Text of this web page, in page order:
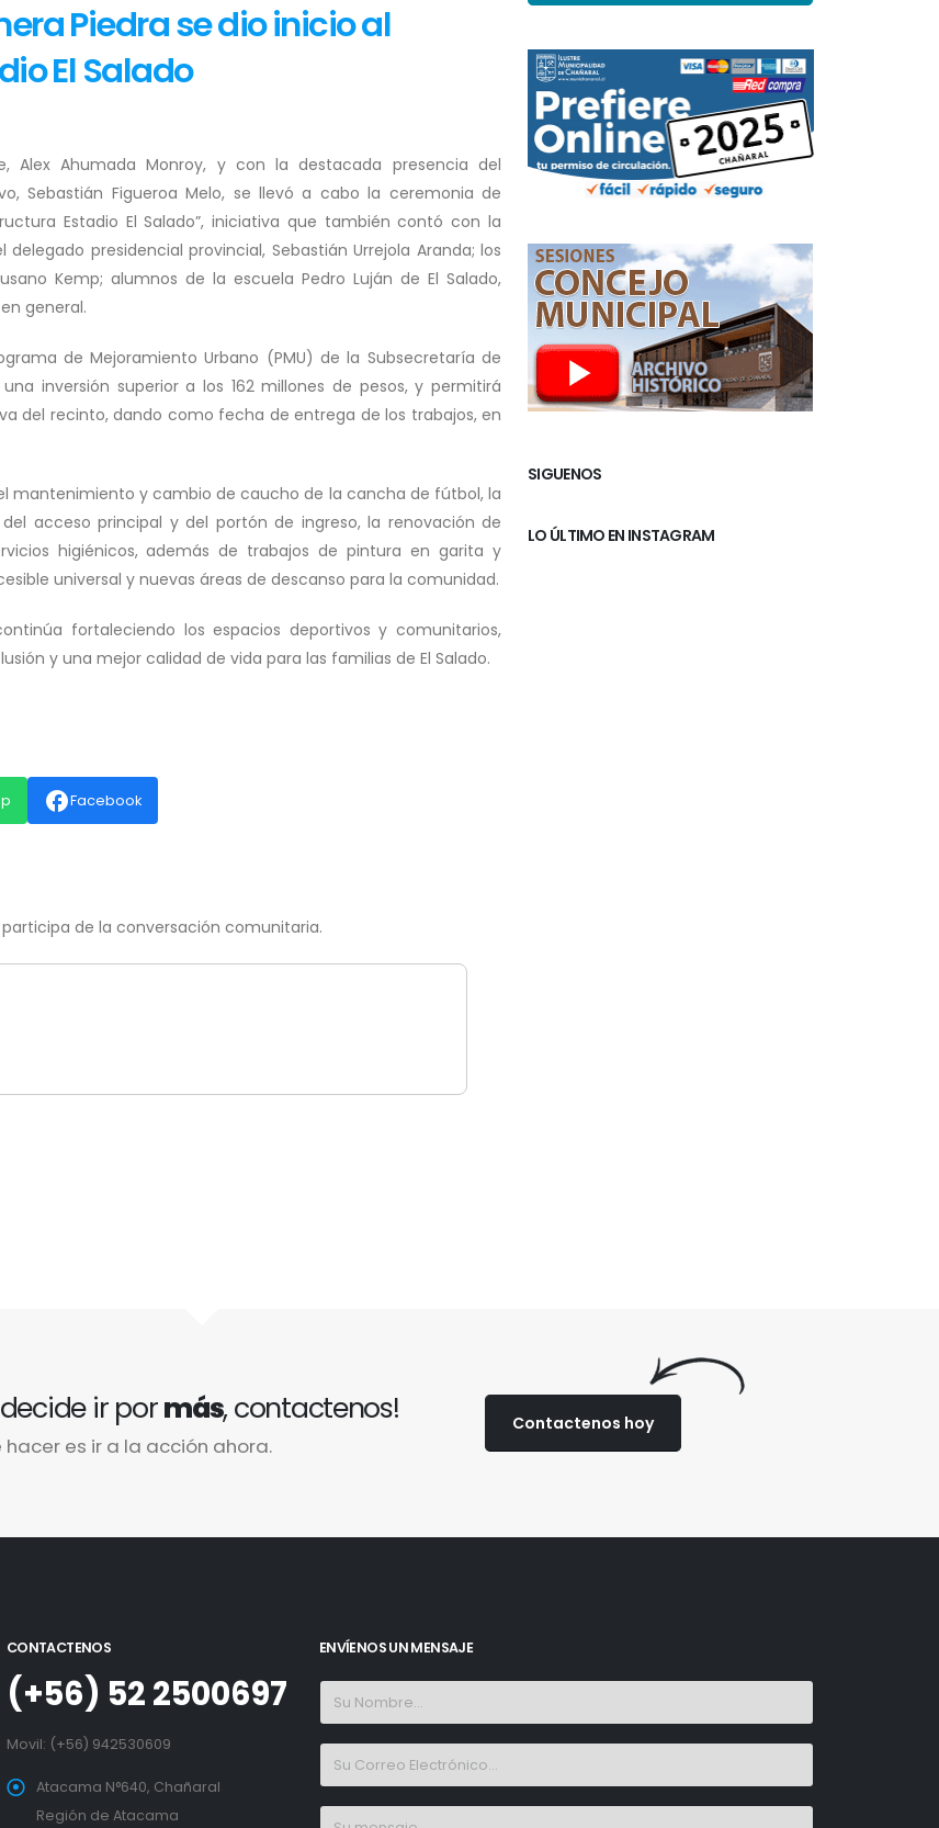
SIGUENOS
LO ÚLTIMO EN INSTAGRAM
Piedra se dio inicio al
El Salado
Alex Ahumada Monroy, y con la destacada presencia del
Sebastián Figueroa Melo, se llevó a cabo la ceremonia de
Estadio El Salado”, iniciativa que también contó con la
delegado presidencial provincial, Sebastián Urrejola Aranda; los
Kemp; alumnos de la escuela Pedro Luján de El Salado,
general.
de Mejoramiento Urbano (PMU) de la Subsecretaría de
una inversión superior a los 162 millones de pesos, y permitirá
del recinto, dando como fecha de entrega de los trabajos, en
mantenimiento y cambio de caucho de la cancha de fútbol, la
acceso principal y del portón de ingreso, la renovación de
higiénicos, además de trabajos de pintura en garita y
universal y nuevas áreas de descanso para la comunidad.
fortaleciendo los espacios deportivos y comunitarios,
y una mejor calidad de vida para las familias de El Salado.
facebookFacebook
de la conversación comunitaria.
ir pormás, contactenos!
es ir a la acción ahora.
Contactenos hoy
CONTACTENOS
(+56) 52 2500697
Movil: (+56) 942530609
Atacama N°640, Chañaral
Región de Atacama
ENVÍENOS UN MENSAJE